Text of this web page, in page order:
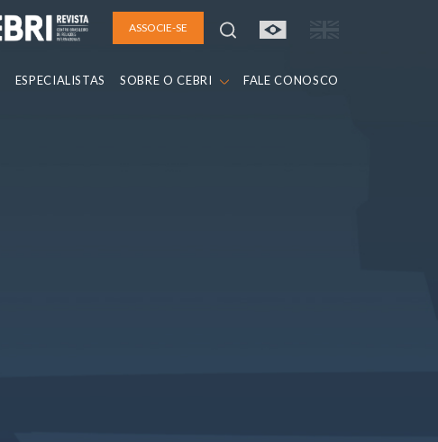
ASSOCIE-SE
ESPECIALISTAS SOBRE O CEBRI FALE CONOSCO